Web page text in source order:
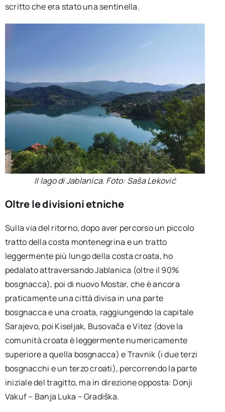
scritto che era stato una sentinella.
Il lago di Jablanica. Foto: Saša Leković
Oltre le divisioni etniche
Sulla via del ritorno, dopo aver percorso un piccolo
tratto della costa montenegrina e un tratto
leggermente più lungo della costa croata, ho
pedalato attraversando Jablanica (oltre il 90%
bosgnacca), poi di nuovo Mostar, che è ancora
praticamente una città divisa in una parte
bosgnacca e una croata, raggiungendo la capitale
Sarajevo, poi Kiseljak, Busovača e Vitez (dove la
comunità croata è leggermente numericamente
superiore a quella bosgnacca) e Travnik (i due terzi
bosgnacchi e un terzo croati), percorrendo la parte
iniziale del tragitto, ma in direzione opposta: Donji
Vakuf – Banja Luka – Gradiška.